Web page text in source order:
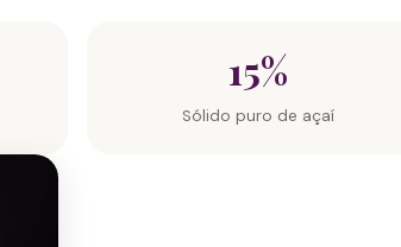
15%
Sólido puro de açaí